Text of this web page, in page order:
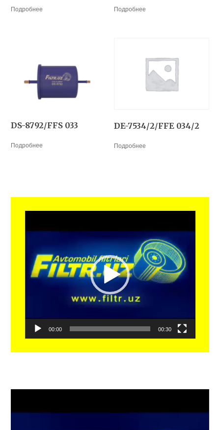
Подробнее Подробнее
DS-8792/FFS 033
Подробнее
DE-7534/2/FFE 034/2
Подробнее
00:00 00:30